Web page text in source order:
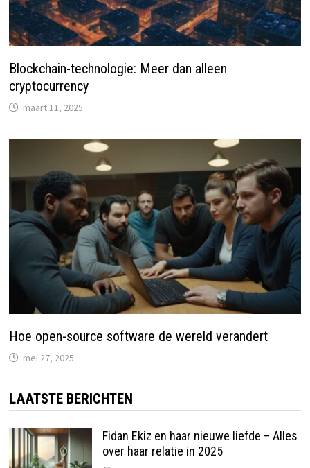
Blockchain-technologie: Meer dan alleen
cryptocurrency
maart 11, 2025
Hoe open-source software de wereld verandert
mei 27, 2025
LAATSTE BERICHTEN
Fidan Ekiz en haar nieuwe liefde – Alles
over haar relatie in 2025